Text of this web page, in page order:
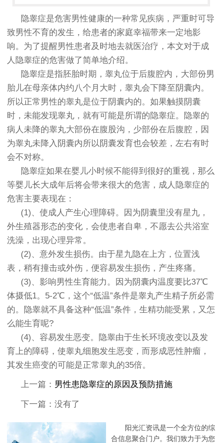
隐睾症是危害男性健康的一种常见疾病，严重时可导
致男性不育的发生，给患者的家庭幸福带来一定地影
响。为了提醒男性患者及时地去就医治疗，本文对于成
人隐睾症的危害做了简单地介绍。
隐睾症是指胚胎时期，睾丸位于后腹腔内，大部份男
胎儿在母亲体内约八个月大时，睾丸会下降至阴囊内。
所以正常男性的睾丸是位于阴囊内的。如果触摸阴囊
时，未能发现睾丸，就有可能是所谓的隐睾症。隐睾的
病人未降的睾丸大部份在腹股沟，少部份在后腹腔，因
为睾丸未降入阴囊内所以阴囊发育也会较差，左右有时
会不对称。
隐睾症如果在婴儿小时候不能得到很好的重视，那么
等婴儿长大成年后将会带来很大的危害，成人隐睾症的
危害主要表现在：
(1)、使成人产生心理障碍。因为阴囊里没有星九，
外生殖器形态的变化，会使患者自卑，不愿去公共浴室
洗澡，出现心理异常。
(2)、意外发生损伤。由于星九隐在上方，位置浅
表，稍有撞击或外伤，便容易发生损伤，产生疼痛。
(3)、影响男性生育能力。因为阴囊内温度要比37℃
体摄低1。5-2℃，这个“低温”条件是睾丸产生精子所必需
的。隐睾就不具备这种“低温”条件，生精功能受累，又怎
么能生育呢?
(4)、容易发生恶变。隐睾由于生长环境改变以及发
育上的障碍，使睾丸细胞发生恶变，而形成恶性肿瘤，
其发生癌变的可能是正常睾丸的35倍。
上一篇： 男性患隐睾症的原因及预防措施
下一篇：没有了
阳光汇资讯是一个全方位的综
合信息聚合门户。我们致力于为您